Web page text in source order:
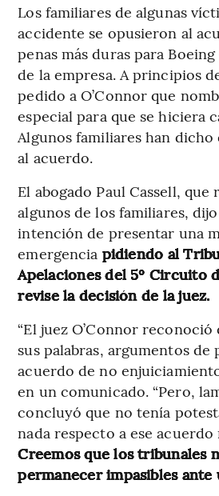
Los familiares de algunas
accidente se opusieron al
penas más duras para
de la empresa. A principios
pedido a O’Connor que
especial para que se hiciera
Algunos familiares han
al acuerdo.
El abogado Paul Cassell, que
algunos de los familiares,
intención de presentar una
emergencia pidiendo al
Apelaciones del 5º Circuito
revise la decisión de la juez.
“El juez O’Connor
sus palabras, argumentos de
acuerdo de no
en un comunicado. “Pero,
concluyó que no tenía
nada respecto a ese
Creemos que los tribunales
permanecer impasibles